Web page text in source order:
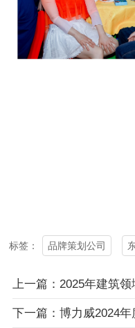
标签： 品牌策划公司
下一篇：博力威2024